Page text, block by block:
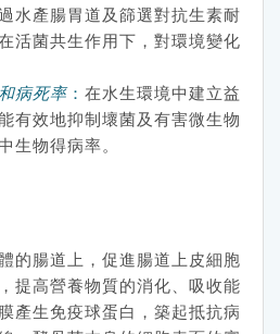
水產腸胃道及篩選對抗生素耐
活菌共生作用下，對環境變化
病死率： 在水生環境中建立益
有效地抑制壞菌及有害微生物
生物得病率。
的腸道上，促進腸道上皮細胞
提高營養物質的消化、吸收能
產生免疫球蛋白，築起抵抗病